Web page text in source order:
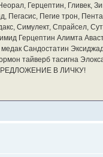
Герцептин, Гливек,
Пегасис, Пегие трон,
Симулект, Спрайсел,
Герцептин Алимта
Сандостатин
тайверб тасигна
В ЛИЧКУ!